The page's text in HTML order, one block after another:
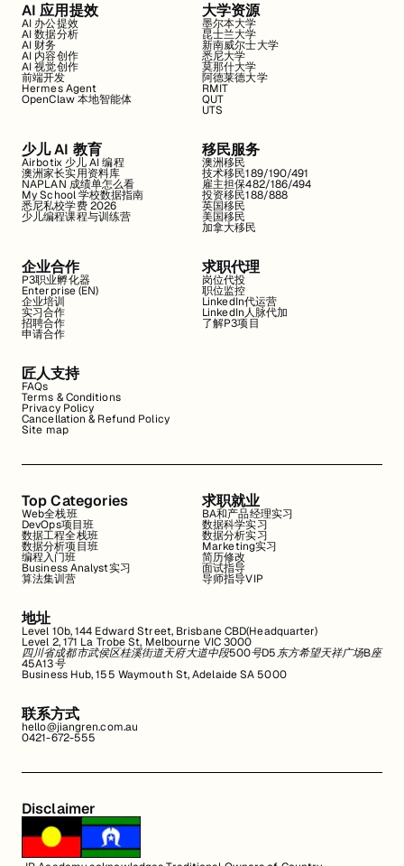
AI 应用提效
AI 办公提效
AI 数据分析
AI 财务
AI 内容创作
AI 视觉创作
前端开发
Hermes Agent
OpenClaw 本地智能体
大学资源
墨尔本大学
昆士兰大学
新南威尔士大学
悉尼大学
莫那什大学
阿德莱德大学
RMIT
QUT
UTS
少儿 AI 教育
Airbotix 少儿 AI 编程
澳洲家长实用资料库
NAPLAN 成绩单怎么看
My School 学校数据指南
悉尼私校学费 2026
少儿编程课程与训练营
移民服务
澳洲移民
技术移民189/190/491
雇主担保482/186/494
投资移民188/888
英国移民
美国移民
加拿大移民
企业合作
P3职业孵化器
Enterprise (EN)
企业培训
实习合作
招聘合作
申请合作
求职代理
岗位代投
职位监控
LinkedIn代运营
LinkedIn人脉代加
了解P3项目
匠人支持
FAQs
Terms & Conditions
Privacy Policy
Cancellation & Refund Policy
Site map
Top Categories
Web全栈班
DevOps项目班
数据工程全栈班
数据分析项目班
编程入门班
Business Analyst实习
算法集训营
求职就业
BA和产品经理实习
数据科学实习
数据分析实习
Marketing实习
简历修改
面试指导
导师指导VIP
地址
Level 10b, 144 Edward Street, Brisbane CBD(Headquarter)
Level 2, 171 La Trobe St, Melbourne VIC 3000
四川省成都市武侯区桂溪街道天府大道中段500号D5东方希望天祥广场B座
45A13号
Business Hub, 155 Waymouth St, Adelaide SA 5000
联系方式
hello@jiangren.com.au
0421-672-555
Disclaimer